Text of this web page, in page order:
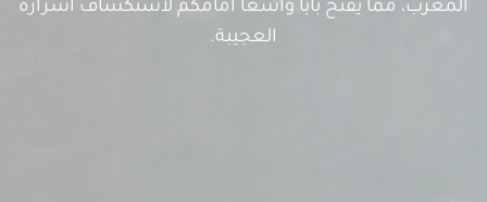
المغرب، مما يفتح بابًا واسعًا أمامكم لاستكشاف أسراره
العجيبة.